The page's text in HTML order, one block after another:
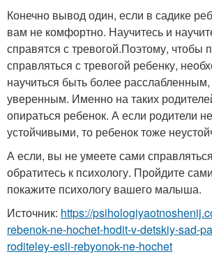
Конечно вывод один, если в садике
вам не комфортно. Научитесь и
справятся с тревогой.Поэтому, чтобы
справляться с тревогой ребенку,
научиться быть более
уверенным. Именно на таких
опираться ребенок. А если родители
устойчивыми, то ребенок тоже
А если, вы не умеете сами
обратитесь к психологу. Пройдите
покажите психологу вашего малыша.
Источник: https://
rebenok-ne-hochet-hodit-v-detskiy-sad-
roditeley-esli-rebyonok-ne-hochet